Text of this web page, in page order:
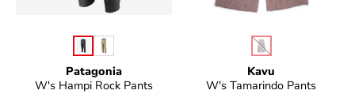
Patagonia
W's Hampi Rock Pants
auswählen
Kavu
W's Tamarindo Pants
auswählen
(Diese Option ist